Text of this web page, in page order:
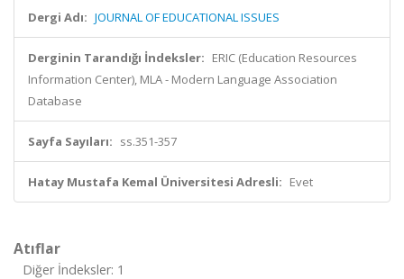
Dergi Adı: JOURNAL OF EDUCATIONAL ISSUES
Derginin Tarandığı İndeksler: ERIC (Education Resources
Information Center), MLA - Modern Language Association
Database
Sayfa Sayıları: ss.351-357
Hatay Mustafa Kemal Üniversitesi Adresli: Evet
Atıflar
Diğer İndeksler: 1